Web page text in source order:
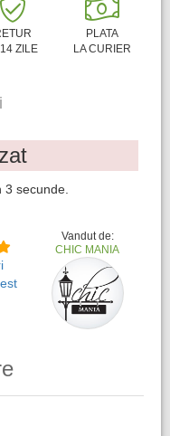
14 ZILE
PLATA
LA CURIER
2 secunde.
Vandut de:
CHIC MANIA